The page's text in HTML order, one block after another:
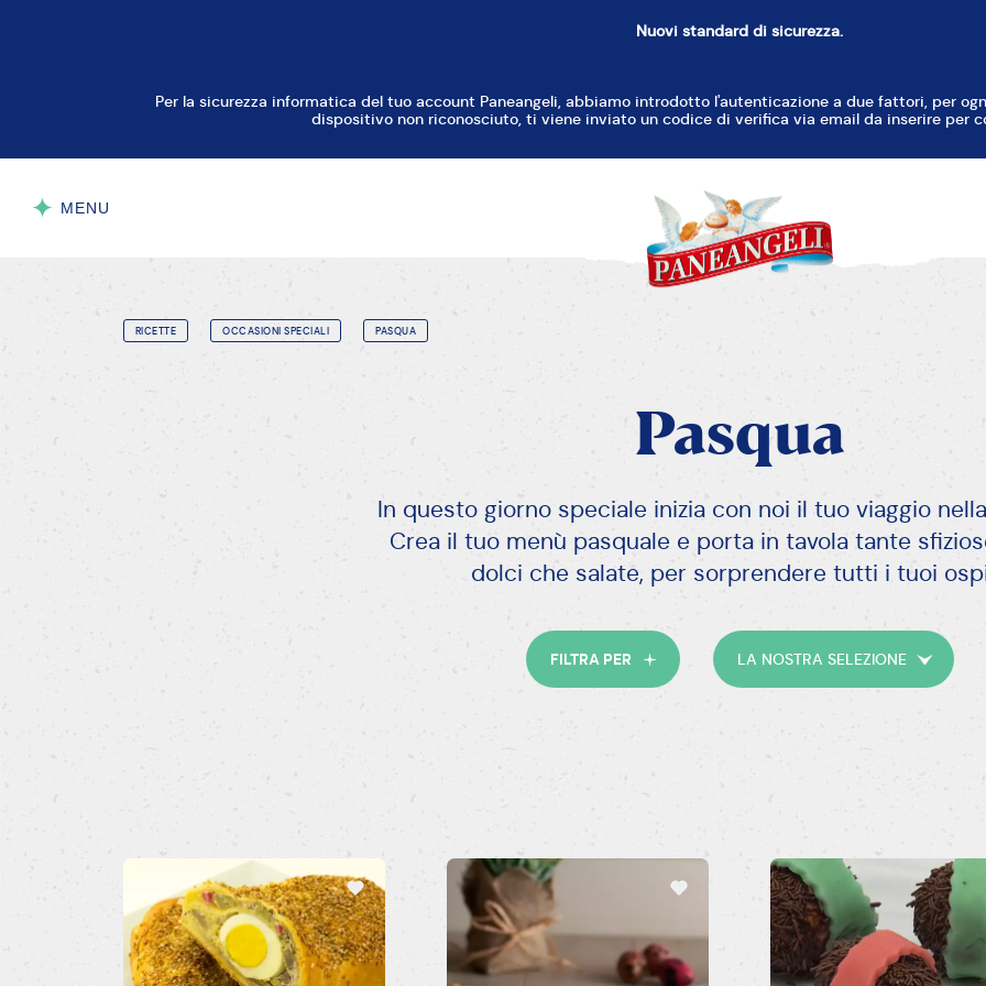
Nuovi standard di sicurezza.
Per la sicurezza informatica del tuo account Paneangeli, abbiamo introdotto l'autenticazione a due fattori, per
dispositivo non riconosciuto, ti viene inviato un codice di verifica via email da inserire per
MENU
RICETTE OCCASIONI SPECIALI PASQUA
Pasqua
In questo giorno speciale inizia con noi il tuo viaggio
Crea il tuo menù pasquale e porta in tavola tante
dolci che salate, per sorprendere tutti i tuoi
FILTRA PER LA NOSTRA SELEZIONE